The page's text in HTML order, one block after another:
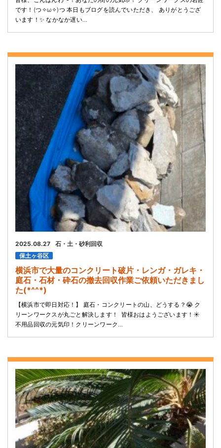
です！(⁠つ⁠✧⁠ω⁠✧⁠)⁠つ 本日もブログを読んでいただき、 ありがとうござ
います！✨ なかなか遅い…
2025.08.27
石・土・砂利回収
保土ヶ谷区
横浜市で大量のコンクリート破片・レンガ・ガレキ・
庭石・石材・砕石の撤去回収作業ご依頼いただきまし
た(*^^*)
【横浜市で即日対応！】 庭石・コンクリートの山、どうする？😭 ク
リーンワークスが丸ごと解決します！ ​ 皆様おはようございます！☀️
不用品回収の元気印！クリーンワーク…